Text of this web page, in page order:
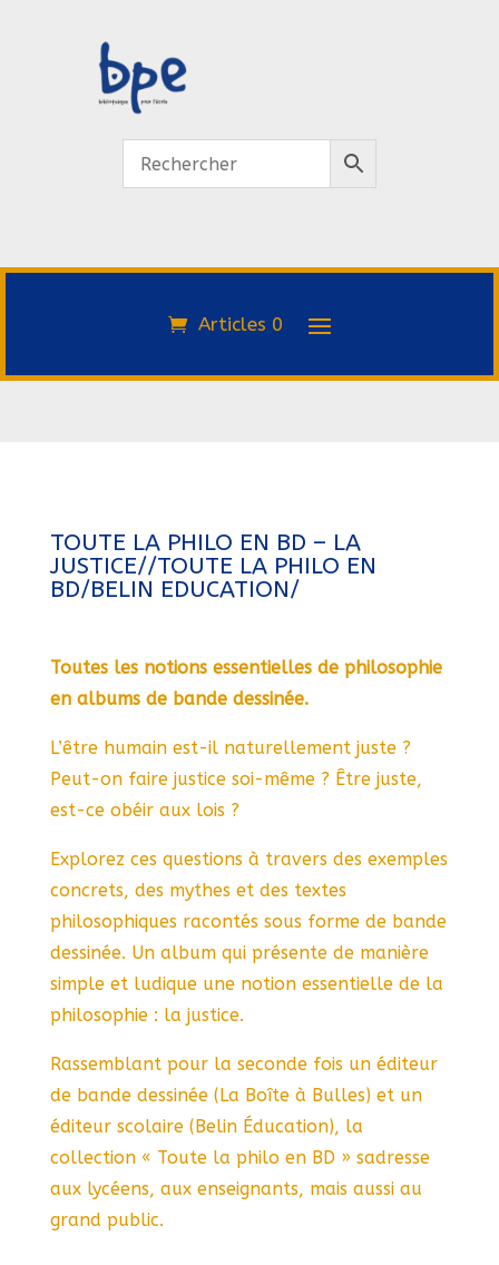
Articles 0
TOUTE LA PHILO EN BD – LA
JUSTICE//TOUTE LA PHILO EN
BD/BELIN EDUCATION/
Toutes les notions essentielles de philosophie
en albums de bande dessinée.
L’être humain est-il naturellement juste ?
Peut-on faire justice soi-même ? Être juste,
est-ce obéir aux lois ?
Explorez ces questions à travers des exemples
concrets, des mythes et des textes
philosophiques racontés sous forme de bande
dessinée. Un album qui présente de manière
simple et ludique une notion essentielle de la
philosophie : la justice.
Rassemblant pour la seconde fois un éditeur
de bande dessinée (La Boîte à Bulles) et un
éditeur scolaire (Belin Éducation), la
collection « Toute la philo en BD » sadresse
aux lycéens, aux enseignants, mais aussi au
grand public.